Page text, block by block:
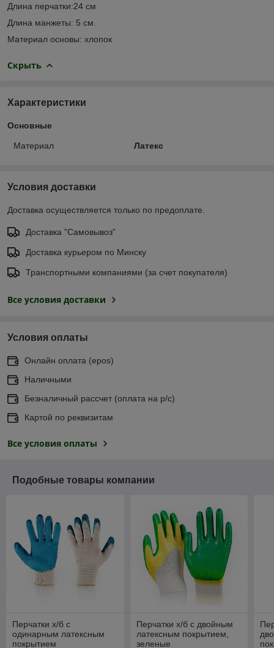
Длина перчатки:24 см
Длина манжеты: 5 см.
Материал основы: хлопок
Скрыть
Характеристики
Основные
Материал Латекс
Условия доставки
Доставка осуществляется только по предоплате.
Доставка "Самовывоз"
Доставка курьером по Минску
Транспортными компаниями (за счет покупателя)
Все условия доставки
Условия оплаты
Онлайн оплата (еpos)
Наличными
Безналичный рассчет (оплата на р/с)
Картой по реквизитам
Все условия оплаты
Подобные товары компании
Перчатки х/б с
одинарным латексным
покрытием
Перчатки х/б с двойным
латексным покрытием,
зеленые